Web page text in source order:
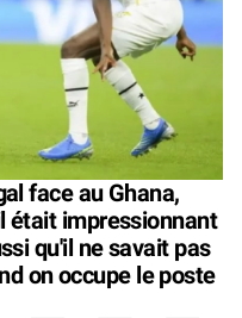
face au Ghana,
était impressionnant
qu'il ne savait pas
on occupe le poste